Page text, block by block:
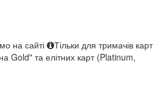
на сайті
Тільки для тримачів карт
Gold" та елітних карт (Platinum,